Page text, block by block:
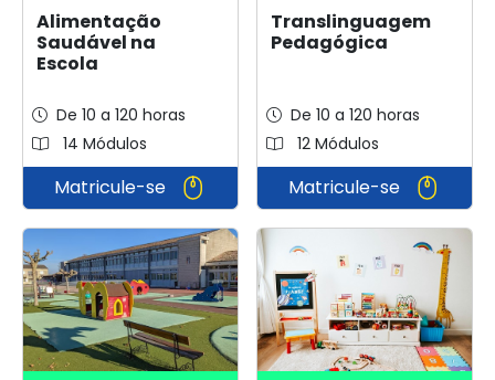
Alimentação
Saudável na
Escola
De 10 a 120 horas
14 Módulos
Matricule-se
Translinguagem
Pedagógica
De 10 a 120 horas
12 Módulos
Matricule-se